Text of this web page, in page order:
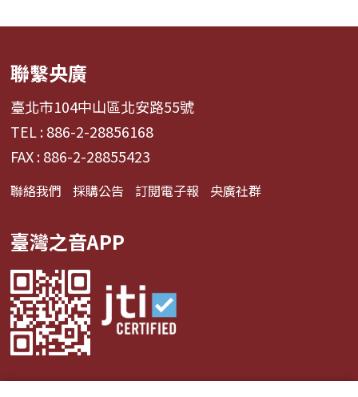
聯繫央廣
臺北市104中山區北安路55號
TEL : 886-2-28856168
FAX : 886-2-28855423
聯絡我們 採購公告 訂閱電子報 央廣社群
臺灣之音APP